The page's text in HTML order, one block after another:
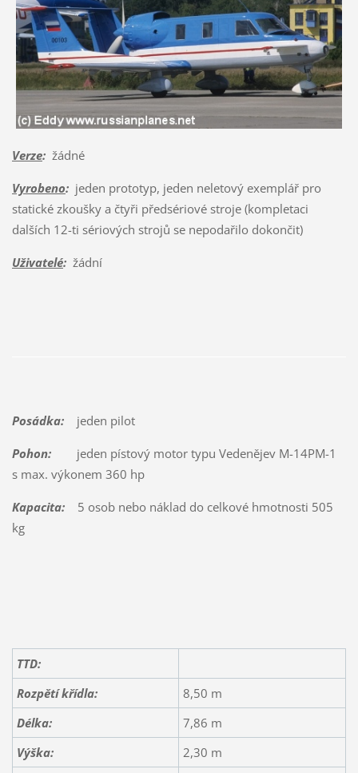
Verze:žádné
Vyrobeno:jeden prototyp, jeden neletový exemplář pro
statické zkoušky a čtyři předsériové stroje (kompletaci
dalších 12-ti sériových strojů se nepodařilo dokončit)
Uživatelé:žádní
Posádka:jeden pilot
Pohon:jeden pístový motor typu Vedenějev M-14PM-1
s max. výkonem 360 hp
Kapacita:5 osob nebo náklad do celkové hmotnosti 505
kg
TTD:
Rozpětí křídla:
8,50 m
Délka:
7,86 m
Výška:
2,30 m